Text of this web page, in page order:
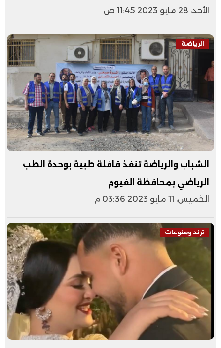
الأحد، 28 مايو 2023 11:45 ص
الرياضة
الشباب والرياضة تنفذ قافلة طبية بوحدة الطب
الرياضي بمحافظة الفيوم
الخميس، 11 مايو 2023 03:36 م
ترند ومنوعات